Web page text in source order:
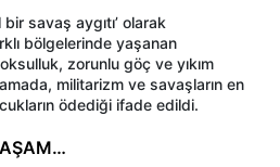
savaş aygıtı’ olarak
bölgelerinde yaşanan
zorunlu göç ve yıkım
militarizm ve savaşların en
ödediği ifade edildi.